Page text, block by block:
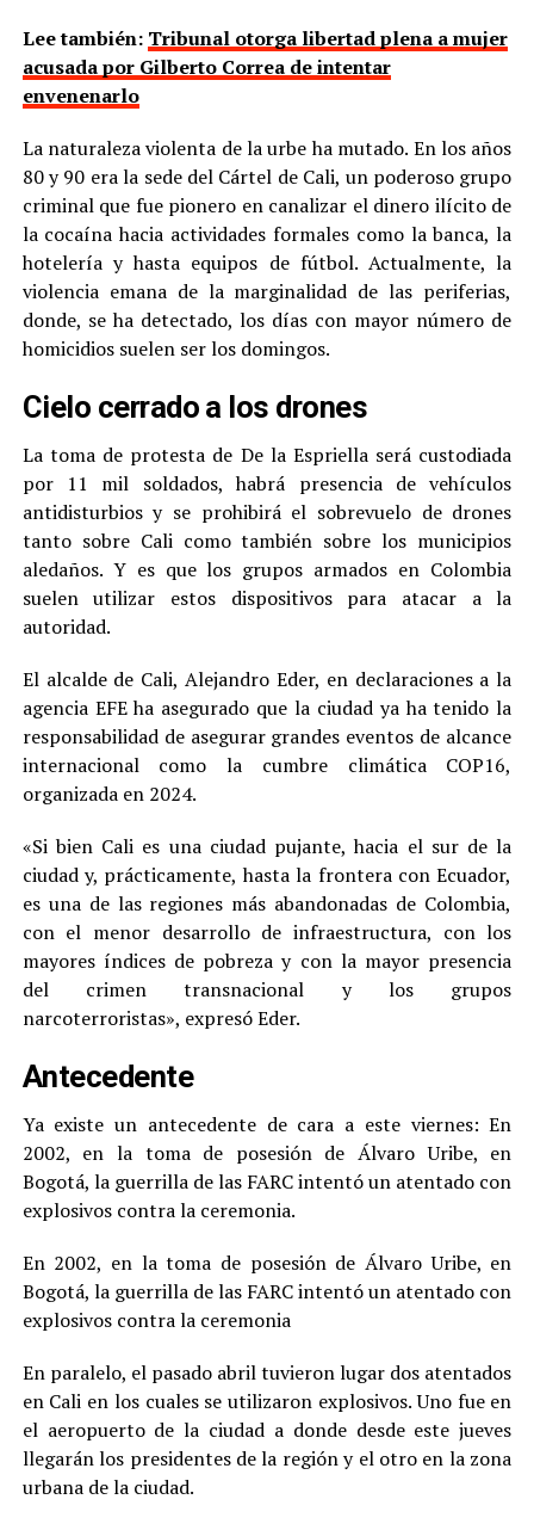
Lee también: Tribunal otorga libertad plena a mujer
acusada por Gilberto Correa de intentar
envenenarlo
La naturaleza violenta de la urbe ha mutado. En los años
80 y 90 era la sede del Cártel de Cali, un poderoso grupo
criminal que fue pionero en canalizar el dinero ilícito de
la cocaína hacia actividades formales como la banca, la
hotelería y hasta equipos de fútbol. Actualmente, la
violencia emana de la marginalidad de las periferias,
donde, se ha detectado, los días con mayor número de
homicidios suelen ser los domingos.
Cielo cerrado a los drones
La toma de protesta de De la Espriella será custodiada
por 11 mil soldados, habrá presencia de vehículos
antidisturbios y se prohibirá el sobrevuelo de drones
tanto sobre Cali como también sobre los municipios
aledaños. Y es que los grupos armados en Colombia
suelen utilizar estos dispositivos para atacar a la
autoridad.
El alcalde de Cali, Alejandro Eder, en declaraciones a la
agencia EFE ha asegurado que la ciudad ya ha tenido la
responsabilidad de asegurar grandes eventos de alcance
internacional como la cumbre climática COP16,
organizada en 2024.
«Si bien Cali es una ciudad pujante, hacia el sur de la
ciudad y, prácticamente, hasta la frontera con Ecuador,
es una de las regiones más abandonadas de Colombia,
con el menor desarrollo de infraestructura, con los
mayores índices de pobreza y con la mayor presencia
del crimen transnacional y los grupos
narcoterroristas», expresó Eder.
Antecedente
Ya existe un antecedente de cara a este viernes: En
2002, en la toma de posesión de Álvaro Uribe, en
Bogotá, la guerrilla de las FARC intentó un atentado con
explosivos contra la ceremonia.
En 2002, en la toma de posesión de Álvaro Uribe, en
Bogotá, la guerrilla de las FARC intentó un atentado con
explosivos contra la ceremonia
En paralelo, el pasado abril tuvieron lugar dos atentados
en Cali en los cuales se utilizaron explosivos. Uno fue en
el aeropuerto de la ciudad a donde desde este jueves
llegarán los presidentes de la región y el otro en la zona
urbana de la ciudad.